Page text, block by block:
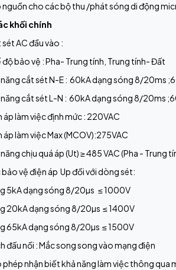
nguồn cho các bộ thu /phát sóng di động
khối chính
sét AC đầu vào :
độ bảo vệ : Pha- Trung tính, Trung tính- Đất
năng cắt sét N-E : 60kA dạng sóng 8/20ms
năng cắt sét L-N : 60kA dạng sóng 8/20ms
áp làm việc định mức : 220VAC
áp làm việc Max (MCOV):275VAC
chịu quá áp (Ut) ≥ 485 VAC (Pha - Trung
bảo vệ điện áp Up đối với dòng sét:
5kA dạng sóng 8/20µs ≤ 1000V
20kA dạng sóng 8/20µs ≤ 1400V
65kA dạng sóng 8/20µs ≤ 1500V
đấu nối : Mắc song song vào mạng điện
phép nhận biết khả năng làm việc thông qua